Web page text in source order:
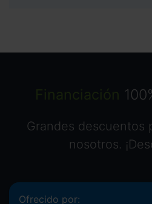
Financiación
Grandes descuentos
nosotros.
Ofrecido por: